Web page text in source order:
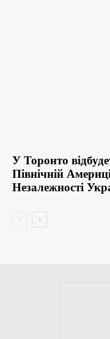
У Торонто
Північній
Незалежності